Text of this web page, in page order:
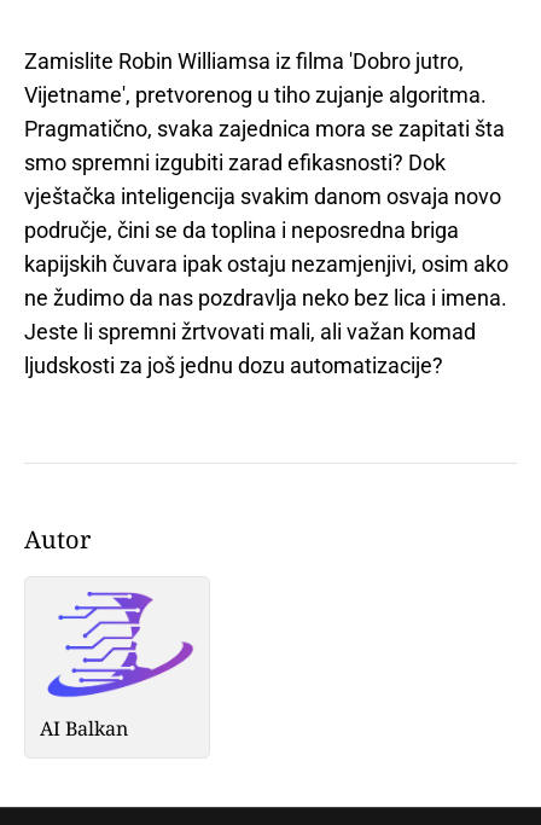
Zamislite Robin Williamsa iz filma 'Dobro jutro,
Vijetname', pretvorenog u tiho zujanje algoritma.
Pragmatično, svaka zajednica mora se zapitati šta
smo spremni izgubiti zarad efikasnosti? Dok
vještačka inteligencija svakim danom osvaja novo
područje, čini se da toplina i neposredna briga
kapijskih čuvara ipak ostaju nezamjenjivi, osim ako
ne žudimo da nas pozdravlja neko bez lica i imena.
Jeste li spremni žrtvovati mali, ali važan komad
ljudskosti za još jednu dozu automatizacije?
Autor
AI Balkan